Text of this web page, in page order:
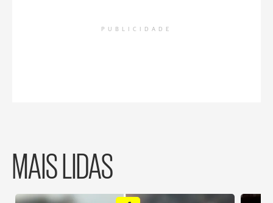
PUBLICIDADE
MAIS LIDAS